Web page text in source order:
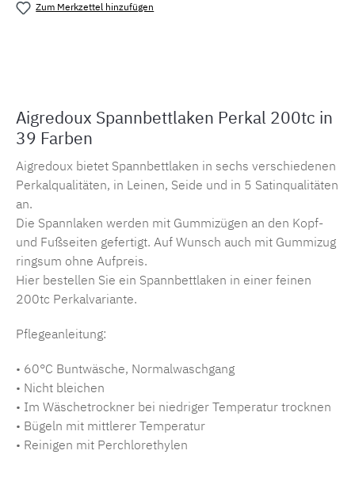
Zum Merkzettel hinzufügen
Aigredoux Spannbettlaken Perkal 200tc in
39 Farben
Aigredoux bietet Spannbettlaken in sechs verschiedenen
Perkalqualitäten, in Leinen, Seide und in 5 Satinqualitäten
an.
Die Spannlaken werden mit Gummizügen an den Kopf-
und Fußseiten gefertigt. Auf Wunsch auch mit Gummizug
ringsum ohne Aufpreis.
Hier bestellen Sie ein Spannbettlaken in einer feinen
200tc Perkalvariante.
Pflegeanleitung:
• 60°C Buntwäsche, Normalwaschgang
• Nicht bleichen
• Im Wäschetrockner bei niedriger Temperatur trocknen
• Bügeln mit mittlerer Temperatur
• Reinigen mit Perchlorethylen